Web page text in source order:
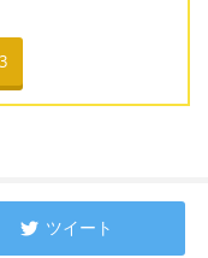
ツイート